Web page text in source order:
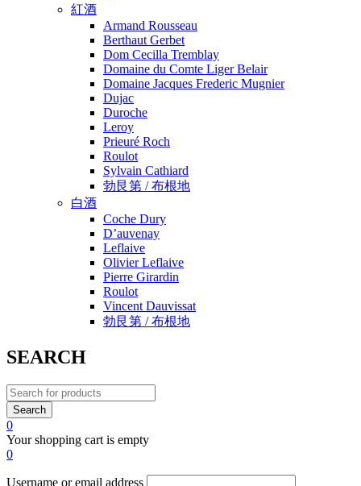
紅酒
Armand Rousseau
Berthaut Gerbet
Dom Cecilla Tremblay
Domaine du Comte Liger Belair
Domaine Jacques Frederic Mugnier
Dujac
Duroche
Leroy
Prieuré Roch
Roulot
Sylvain Cathiard
勃艮第 / 布根地
白酒
Coche Dury
D’auvenay
Leflaive
Olivier Leflaive
Pierre Girardin
Roulot
Vincent Dauvissat
勃艮第 / 布根地
SEARCH
0
Your shopping cart is empty
0
Username or email address